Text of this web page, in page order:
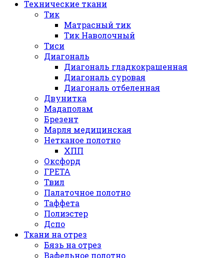
Технические ткани
Тик
Матрасный тик
Тик Наволочный
Тиси
Диагональ
Диагональ гладкокрашенная
Диагональ суровая
Диагональ отбеленная
Двунитка
Мадаполам
Брезент
Марля медицинская
Нетканое полотно
ХПП
Оксфорд
ГРЕТА
Твил
Палаточное полотно
Таффета
Полиэстер
Дспо
Ткани на отрез
Бязь на отрез
Вафельное полотно